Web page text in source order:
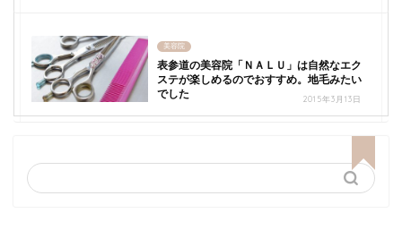
美容院
表参道の美容院「ＮＡＬＵ」は自然なエク
ステが楽しめるのでおすすめ。地毛みたい
でした
2015年3月13日